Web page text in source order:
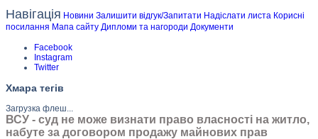
Навігація Новини Залишити відгук/Запитати Надіслати листа Корисні
посилання Мапа сайту Дипломи та нагороди Документи
Facebook
Instagram
Twitter
Хмара тегів
Загрузка флеш...
ВСУ - суд не може визнати право власності на житло,
набуте за договором продажу майнових прав